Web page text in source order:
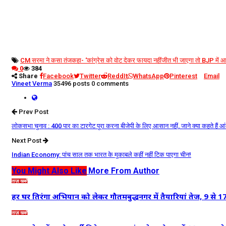
CM सरमा ने कसा तंजकहा- ‘कांग्रेस को वोट देकर फायदा नहींजीत भी जाएगा तो BJP में आ
0
384
Share
Facebook Twitter ReddIt WhatsApp Pinterest
Email
Vineet Verma 35496 posts 0 comments
Prev Post
लोकसभा चुनाव : 400 पार का टारगेट पूरा करना बीजेपी के लिए आसान नहीं, जाने क्‍या कहते हैं
Next Post
Indian Economy: पांच साल तक भारत के मुकाबले कहीं नहीं टिक पाएगा चीन!
You Might Also Like More From Author
ताज़ा खबरें
हर घर तिरंगा अभियान को लेकर गौतमबुद्धनगर में तैयारियां तेज, 9 से
ताज़ा खबरें